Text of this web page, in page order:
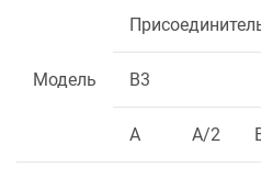
Модель B3
A A/2